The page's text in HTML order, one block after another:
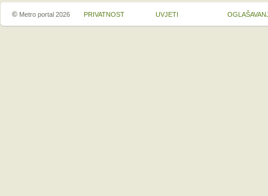
© Metro portal 2026 PRIVATNOST UVJETI